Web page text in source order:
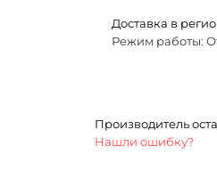
Доставка в
Режим работы:
Производитель
Нашли ошибку?